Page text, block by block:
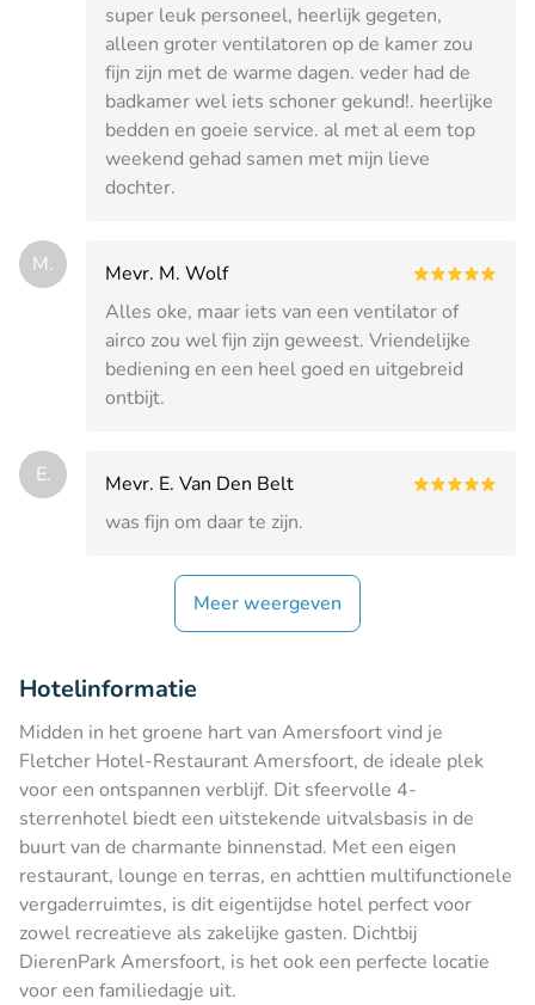
super leuk personeel, heerlijk gegeten,
alleen groter ventilatoren op de kamer zou
fijn zijn met de warme dagen. veder had de
badkamer wel iets schoner gekund!. heerlijke
bedden en goeie service. al met al eem top
weekend gehad samen met mijn lieve
dochter.
M.
Mevr. M. Wolf
Alles oke, maar iets van een ventilator of
airco zou wel fijn zijn geweest. Vriendelijke
bediening en een heel goed en uitgebreid
ontbijt.
E.
Mevr. E. Van Den Belt
was fijn om daar te zijn.
Meer weergeven
Hotelinformatie
Midden in het groene hart van Amersfoort vind je
Fletcher Hotel-Restaurant Amersfoort, de ideale plek
voor een ontspannen verblijf. Dit sfeervolle 4-
sterrenhotel biedt een uitstekende uitvalsbasis in de
buurt van de charmante binnenstad. Met een eigen
restaurant, lounge en terras, en achttien multifunctionele
vergaderruimtes, is dit eigentijdse hotel perfect voor
zowel recreatieve als zakelijke gasten. Dichtbij
DierenPark Amersfoort, is het ook een perfecte locatie
voor een familiedagje uit.